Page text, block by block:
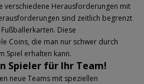
verschiedene Herausforderungen mit
sind zeitlich begrenzt
Diese
Coins, die man nur schwer durch
Spiel erhalten kann.
Spieler für Ihr Team!
neue Teams mit speziellen